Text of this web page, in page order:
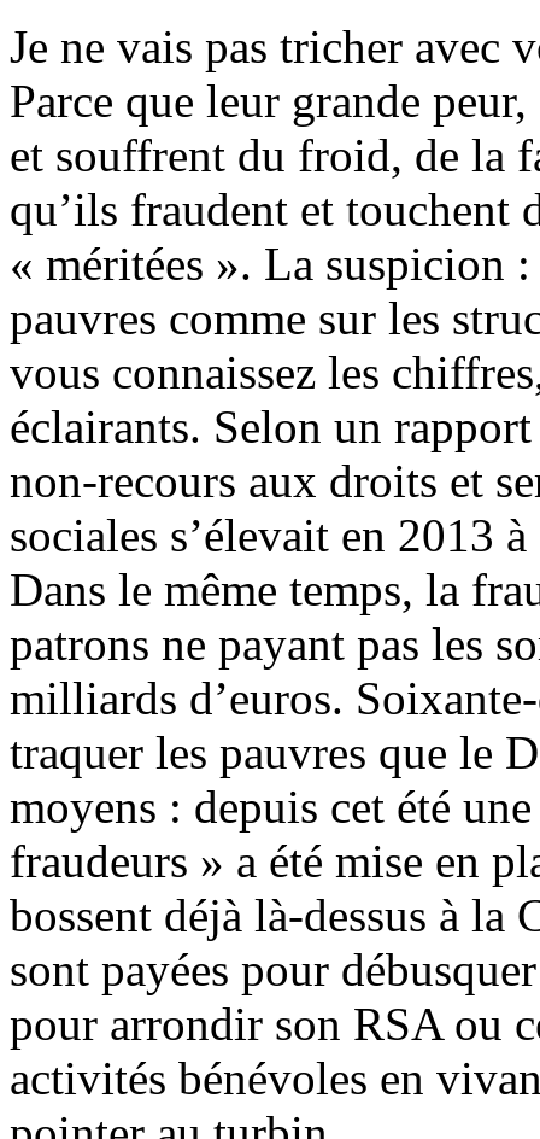
Je ne vais pas tricher avec
Parce que leur grande
et souffrent du froid, de la
qu’ils fraudent et touchent
« méritées ». La suspicion
pauvres comme sur les
vous connaissez les
éclairants. Selon un
non-recours aux droits et
sociales s’élevait en 2013
Dans le même temps, la
patrons ne payant pas les
milliards d’euros.
traquer les pauvres que le
moyens : depuis cet été
fraudeurs » a été mise en
bossent déjà là-dessus à la
sont payées pour
pour arrondir son RSA ou
activités bénévoles en